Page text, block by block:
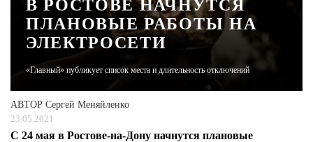
ЖУРНАЛ
В РОСТОВЕ НАЧНУТСЯ
ПЛАНОВЫЕ РАБОТЫ НА
ЭЛЕКТРОСЕТИ
«Главный» публикует список места и длительность отключений
АВТОР Сергей Меняйленко
23.05.2021
С 24 мая в Ростове-на-Дону начнутся плановые